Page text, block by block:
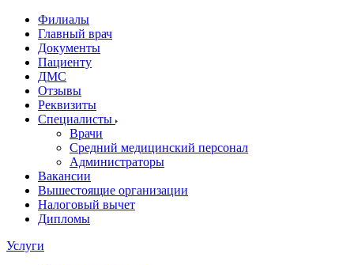
Филиалы
Главный врач
Документы
Пациенту
ДМС
Отзывы
Реквизиты
Специалисты
Врачи
Средний медицинский персонал
Администраторы
Вакансии
Вышестоящие организации
Налоговый вычет
Дипломы
Услуги